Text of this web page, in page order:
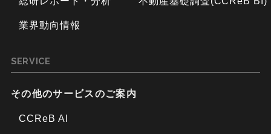
業界動向情報
SERVICE
その他のサービスのご案内
CCReB AI